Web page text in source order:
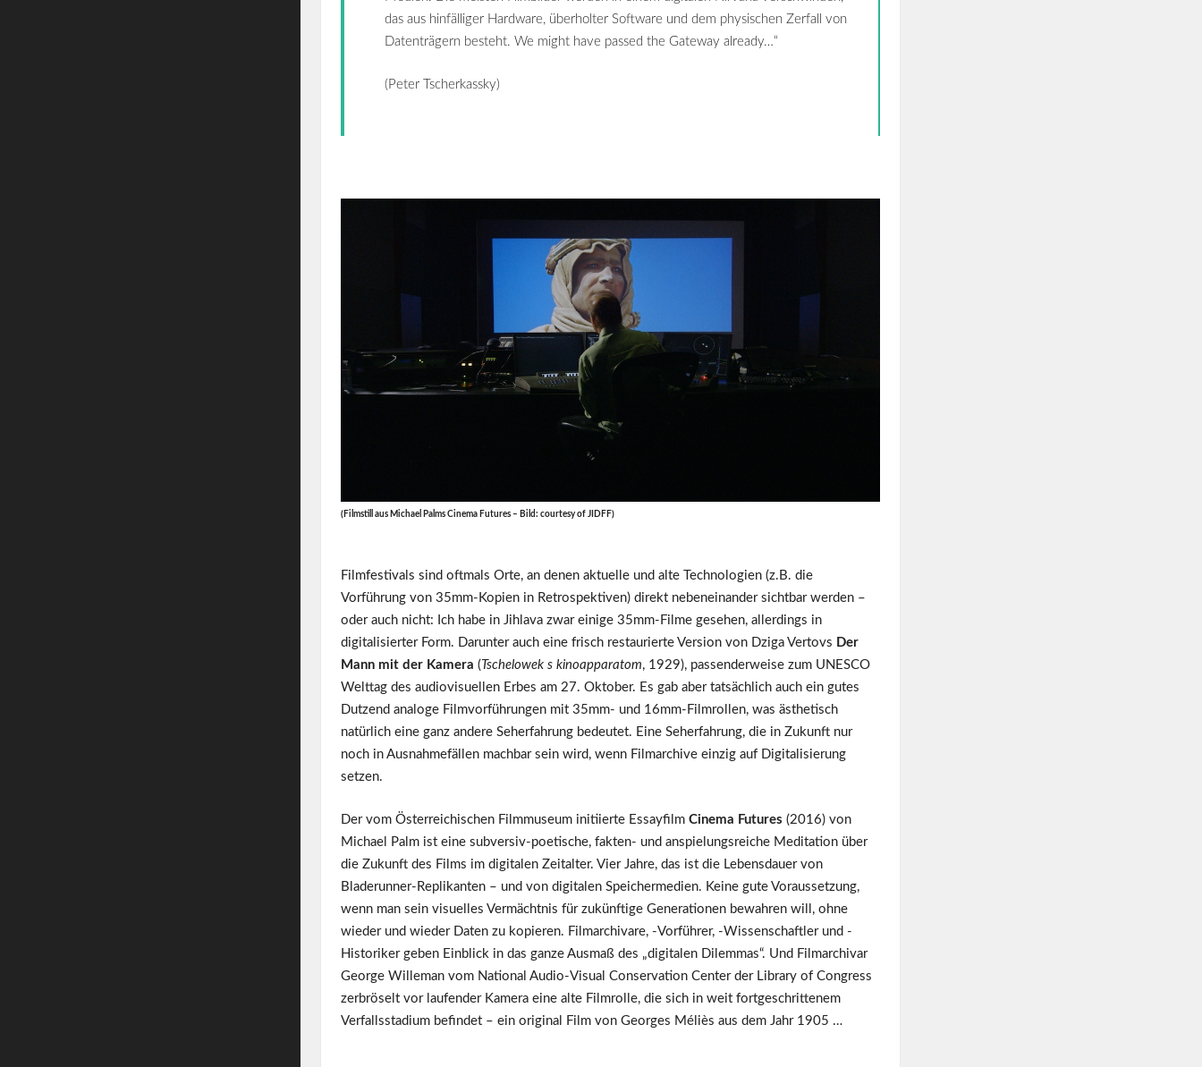
das aus hinfälliger Hardware, überholter Software und dem physischen Zerfall von
Datenträgern besteht. We might have passed the Gateway already…“
(Peter Tscherkassky)
(Filmstill aus Michael Palms Cinema Futures – Bild: courtesy of JIDFF)
Filmfestivals sind oftmals Orte, an denen aktuelle und alte Technologien (z.B. die
Vorführung von 35mm-Kopien in Retrospektiven) direkt nebeneinander sichtbar werden –
oder auch nicht: Ich habe in Jihlava zwar einige 35mm-Filme gesehen, allerdings in
digitalisierter Form. Darunter auch eine frisch restaurierte Version von Dziga Vertovs Der
Mann mit der Kamera ( Tschelowek s kinoapparatom, 1929), passenderweise zum UNESCO
Welttag des audiovisuellen Erbes am 27. Oktober. Es gab aber tatsächlich auch ein gutes
Dutzend analoge Filmvorführungen mit 35mm- und 16mm-Filmrollen, was ästhetisch
natürlich eine ganz andere Seherfahrung bedeutet. Eine Seherfahrung, die in Zukunft nur
noch in Ausnahmefällen machbar sein wird, wenn Filmarchive einzig auf Digitalisierung
setzen.
Der vom Österreichischen Filmmuseum initiierte Essayfilm Cinema Futures (2016) von
Michael Palm ist eine subversiv-poetische, fakten- und anspielungsreiche Meditation über
die Zukunft des Films im digitalen Zeitalter. Vier Jahre, das ist die Lebensdauer von
Bladerunner-Replikanten – und von digitalen Speichermedien. Keine gute Voraussetzung,
wenn man sein visuelles Vermächtnis für zukünftige Generationen bewahren will, ohne
wieder und wieder Daten zu kopieren. Filmarchivare, -Vorführer, -Wissenschaftler und -
Historiker geben Einblick in das ganze Ausmaß des „digitalen Dilemmas“. Und Filmarchivar
George Willeman vom National Audio-Visual Conservation Center der Library of Congress
zerbröselt vor laufender Kamera eine alte Filmrolle, die sich in weit fortgeschrittenem
Verfallsstadium befindet – ein original Film von Georges Méliès aus dem Jahr 1905 …